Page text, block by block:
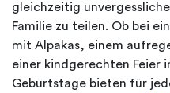
gleichzeitig
Familie zu teilen. Ob bei
mit Alpakas, einem
einer kindgerechten Feier
Geburtstage bieten für